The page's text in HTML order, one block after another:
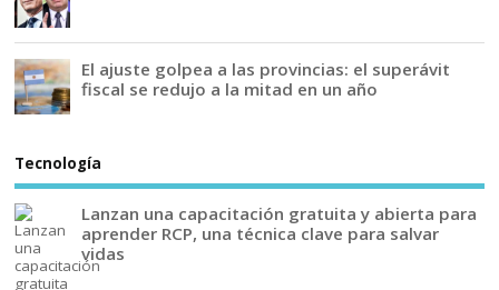
El ajuste golpea a las provincias: el superávit
fiscal se redujo a la mitad en un año
Tecnología
Lanzan una capacitación gratuita y abierta para
aprender RCP, una técnica clave para salvar
vidas